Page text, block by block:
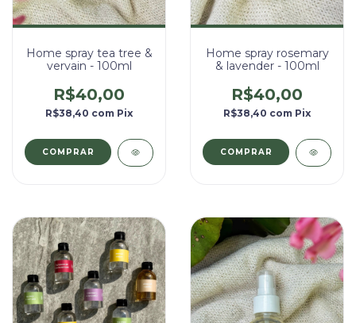
Home spray tea tree &
vervain - 100ml
R$40,00
R$38,40 com Pix
Home spray rosemary
& lavender - 100ml
R$40,00
R$38,40 com Pix